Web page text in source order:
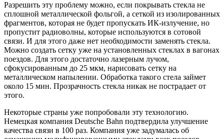
Разрешить эту проблему можно, если покрывать стекла не
сплошной металлической фольгой, а сеткой из изолированных
фрагментов, которая не будет пропускать ИК-излучение, но
пропустит радиоволны, которые используются в сотовой
связи. И для этого даже нет необходимости заменять стекла.
Можно создать сетку уже на установленных стеклах в вагонах
поездов. Для этого достаточно лазерным лучом,
сфокусированным до 25 мкм, нарисовать сетку на
металлическом напылении. Обработка такого стела займет
около 15 мин. Прозрачность стекла никак не пострадает от
этого.
Некоторые страны уже попробовали эту технологию.
Немецкая компания Deutsche Bahn подтвердила улучшение
качества связи в 100 раз. Компания уже задумалась об